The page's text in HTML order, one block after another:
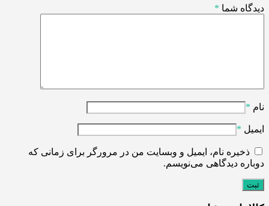
دیدگاه شما *
نام *
ایمیل *
ذخیره نام، ایمیل و وبسایت من در مرورگر برای زمانی که
دوباره دیدگاهی می‌نویسم.